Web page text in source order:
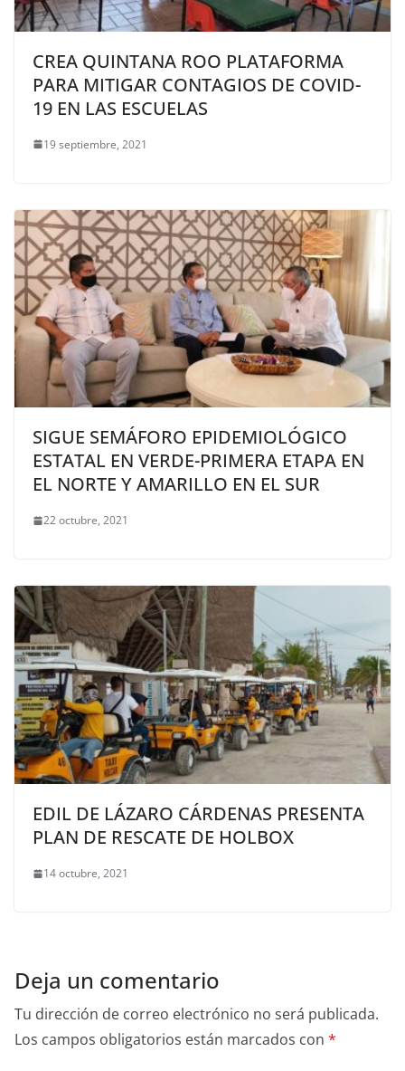
CREA QUINTANA ROO PLATAFORMA
PARA MITIGAR CONTAGIOS DE COVID-
19 EN LAS ESCUELAS
19 septiembre, 2021
SIGUE SEMÁFORO EPIDEMIOLÓGICO
ESTATAL EN VERDE-PRIMERA ETAPA EN
EL NORTE Y AMARILLO EN EL SUR
22 octubre, 2021
EDIL DE LÁZARO CÁRDENAS PRESENTA
PLAN DE RESCATE DE HOLBOX
14 octubre, 2021
Deja un comentario
Tu dirección de correo electrónico no será publicada.
Los campos obligatorios están marcados con *